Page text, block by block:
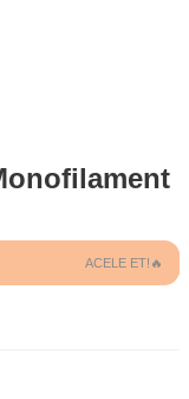
ACELE ET!🔥